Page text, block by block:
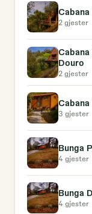
2 gjester
Douro
2 gjester
3 gjester
Bunga
4 gjester
Bunga
4 gjester